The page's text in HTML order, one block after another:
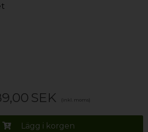
SEK (inkl. moms)
Lägg i korgen